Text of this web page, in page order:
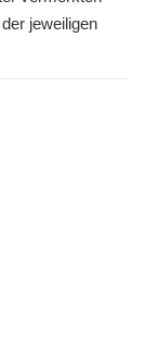
jeweiligen